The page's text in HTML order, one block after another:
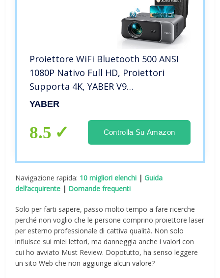
Proiettore WiFi Bluetooth 500 ANSI
1080P Nativo Full HD, Proiettori
Supporta 4K, YABER V9
Videoproiettore Fuoco Automatica
Videoproiettori per Telefono/TV
Stick/PS5 HDMI AV USB
YABER
8.5 Controlla Su Amazon
Navigazione rapida: 10 migliori elenchi |Guida
dell’acquirente | Domande frequenti
Solo per farti sapere, passo molto tempo a fare ricerche
perché non voglio che le persone comprino proiettore laser
per esterno professionale di cattiva qualità. Non solo
influisce sui miei lettori, ma danneggia anche i valori con
cui ho avviato Must Review. Dopotutto, ha senso leggere
un sito Web che non aggiunge alcun valore?